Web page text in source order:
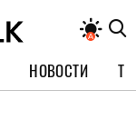
НОВОСТИ